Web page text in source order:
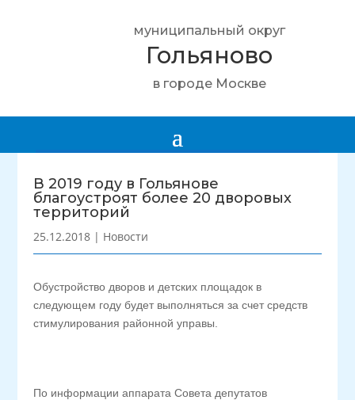
муниципальный округ
Гольяново
в городе Москве
В 2019 году в Гольянове
благоустроят более 20 дворовых
территорий
25.12.2018 | Новости
Обустройство дворов и детских площадок в
следующем году будет выполняться за счет средств
стимулирования районной управы.
По информации аппарата Совета депутатов